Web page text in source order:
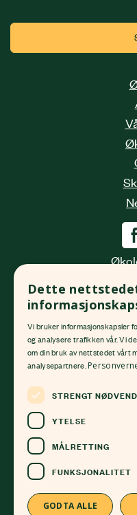
(innkjøring
Org. nr.
Dette
Vi bruker informasjonskapsler
og analysere trafikken vår. Vi
om din bruk av nettstedet vårt
analysepartnere.
STRENGT
YTELSE
MÅLRETTING
FUNKSJONALITET
GODTA ALLE